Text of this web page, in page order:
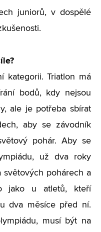
juniorů, v dospělé
kategorii. Triatlon má
bodů, kdy nejsou
ale je potřeba sbírat
aby se závodník
pohár. Aby se
už dva roky
pohárech a
jako u atletů, kteří
dva měsíce před ní.
musí být na